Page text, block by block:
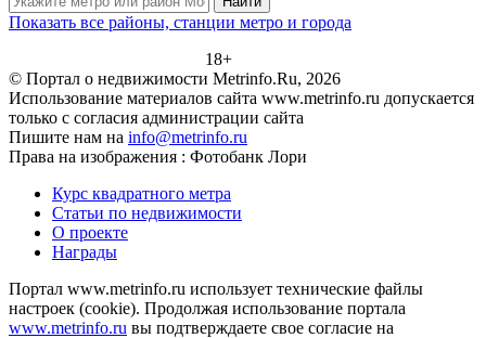
Показать все районы, станции метро и города
18+
© Портал о недвижимости Metrinfo.Ru, 2026
Использование материалов сайта www.metrinfo.ru допускается
только с согласия администрации сайта
Пишите нам на info@metrinfo.ru
Права на изображения : Фотобанк Лори
Курс квадратного метра
Статьи по недвижимости
О проекте
Награды
Портал www.metrinfo.ru использует технические файлы
настроек (cookie). Продолжая использование портала
www.metrinfo.ru вы подтверждаете свое согласие на